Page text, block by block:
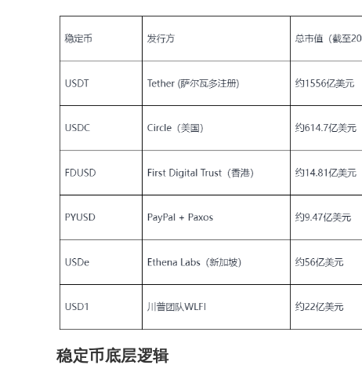
稳定币底层逻辑